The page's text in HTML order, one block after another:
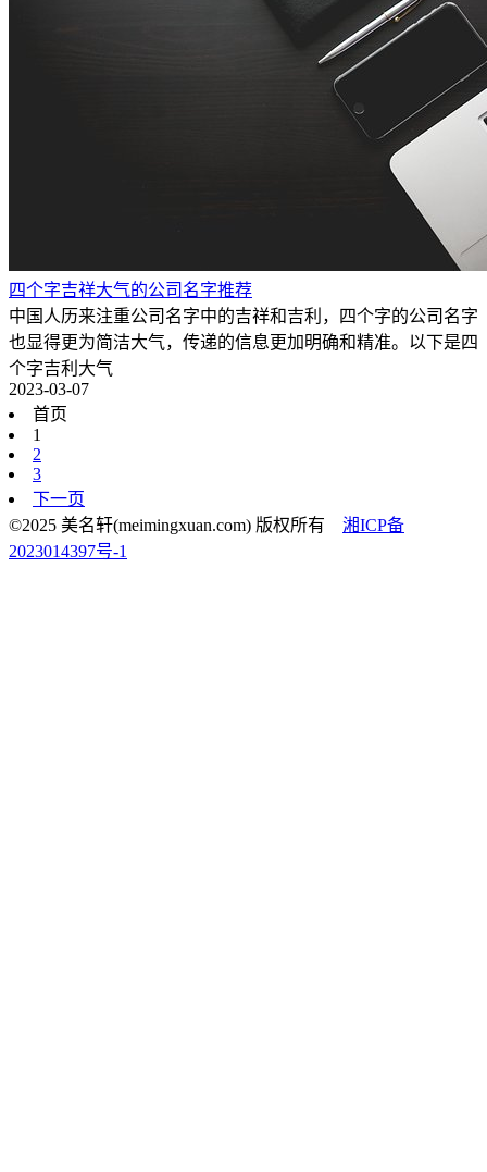
四个字吉祥大气的公司名字推荐
中国人历来注重公司名字中的吉祥和吉利，四个字的公司名字
也显得更为简洁大气，传递的信息更加明确和精准。以下是四
个字吉利大气
2023-03-07
首页
1
2
3
下一页
©2025 美名轩(meimingxuan.com) 版权所有 湘ICP备
2023014397号-1